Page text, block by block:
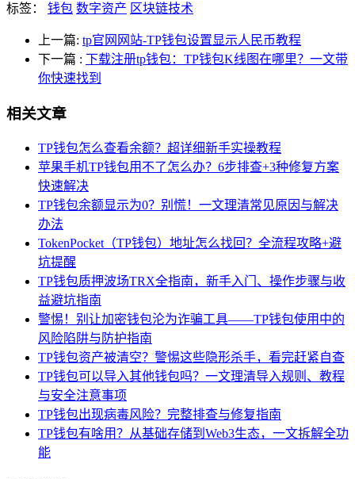
标签： 钱包 数字资产 区块链技术
上一篇: tp官网网站-TP钱包设置显示人民币教程
下一篇 : 下载注册tp钱包：TP钱包K线图在哪里？一文带
你快速找到
相关文章
TP钱包怎么查看余额？超详细新手实操教程
苹果手机TP钱包用不了怎么办？6步排查+3种修复方案
快速解决
TP钱包余额显示为0？别慌！一文理清常见原因与解决
办法
TokenPocket（TP钱包）地址怎么找回？全流程攻略+避
坑提醒
TP钱包质押波场TRX全指南，新手入门、操作步骤与收
益避坑指南
警惕！别让加密钱包沦为诈骗工具——TP钱包使用中的
风险陷阱与防护指南
TP钱包资产被清空？警惕这些隐形杀手，看完赶紧自查
TP钱包可以导入其他钱包吗？一文理清导入规则、教程
与安全注意事项
TP钱包出现病毒风险？完整排查与修复指南
TP钱包有啥用？从基础存储到Web3生态，一文拆解全功
能